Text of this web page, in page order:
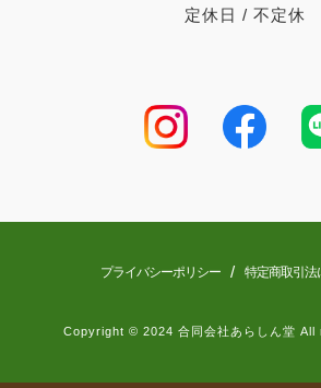
定休日 / 不定休
プライバシーポリシー / 特定商取引法
Copyright © 2024 合同会社あらしん堂 All